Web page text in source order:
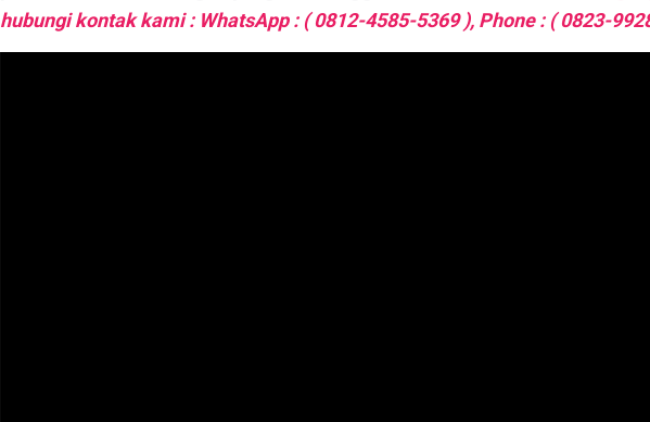
hubungi kontak kami : WhatsApp : ( 0812-4585-5369 ), Phone : ( 0823-